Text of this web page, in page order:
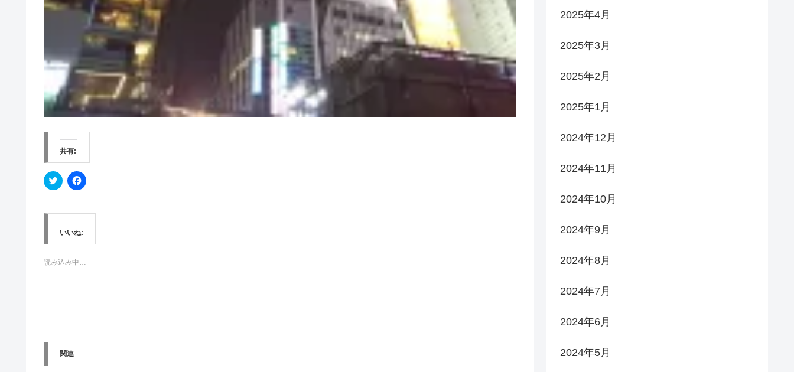
共有:
ク
リ
て
T
w
t
e
ィ
ン
ド
ウ
F
a
o
o
k
共
す
く
い
いいね:
読み込み中…
関連
2025年4月
2025年3月
2025年2月
2025年1月
2024年12月
2024年11月
2024年10月
2024年9月
2024年8月
2024年7月
2024年6月
2024年5月